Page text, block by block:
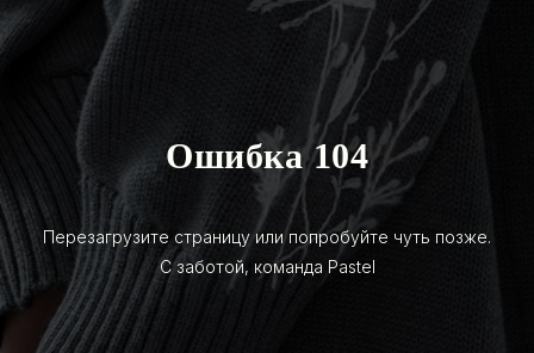
Ошибка 104
Перезагрузите страницу или попробуйте чуть позже.
С заботой, команда Pastel